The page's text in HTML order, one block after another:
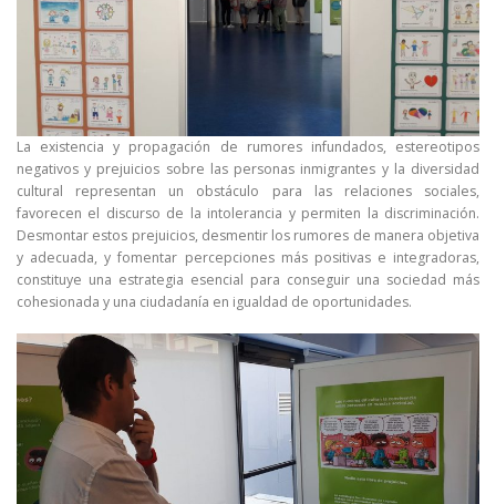
La existencia y propagación de rumores infundados, estereotipos
negativos y prejuicios sobre las personas inmigrantes y la diversidad
cultural representan un obstáculo para las relaciones sociales,
favorecen el discurso de la intolerancia y permiten la discriminación.
Desmontar estos prejuicios, desmentir los rumores de manera objetiva
y adecuada, y fomentar percepciones más positivas e integradoras,
constituye una estrategia esencial para conseguir una sociedad más
cohesionada y una ciudadanía en igualdad de oportunidades.